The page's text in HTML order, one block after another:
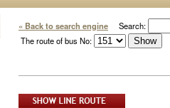
« Back to search engine Search:
The route of bus No: